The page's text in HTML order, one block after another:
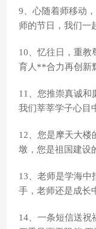
9、心随着师移动
师的节日，我们一
10、忆往日，重教
育人**合力再创新
11、您推崇真诚和
我们莘莘学子心目
12、您是摩天大楼
墩，您是祖国建设
13、老师是学海中
手，老师还是成长
14、一条短信送祝